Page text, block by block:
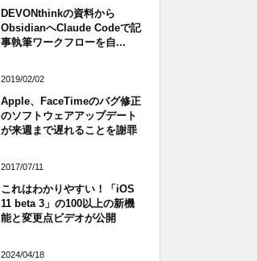
DEVONthinkの資料から
ObsidianへClaude Codeで記
事執筆ワークフローを自...
2019/02/02
Apple、FaceTimeのバグ修正
のソフトウェアアップデート
が来週まで遅れることを謝罪
2017/07/11
これはわかりやすい！「iOS
11 beta 3」の100以上の新機
能と変更点ビデオが公開
2024/04/18